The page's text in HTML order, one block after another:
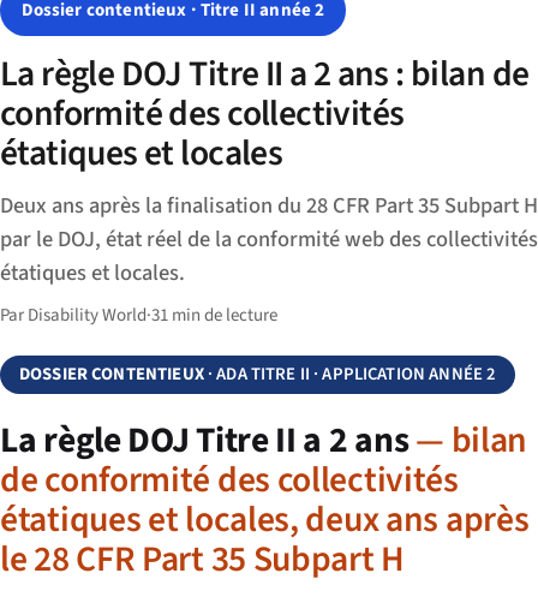
Dossier contentieux · Titre II année 2
La règle DOJ Titre II a 2 ans : bilan de
conformité des collectivités
étatiques et locales
Deux ans après la finalisation du 28 CFR Part 35 Subpart H
par le DOJ, état réel de la conformité web des collectivités
étatiques et locales.
Par Disability World·31 min de lecture
DOSSIER CONTENTIEUX· ADA TITRE II · APPLICATION ANNÉE 2
La règle DOJ Titre II a 2 ans— bilan
de conformité des collectivités
étatiques et locales, deux ans après
le 28 CFR Part 35 Subpart H